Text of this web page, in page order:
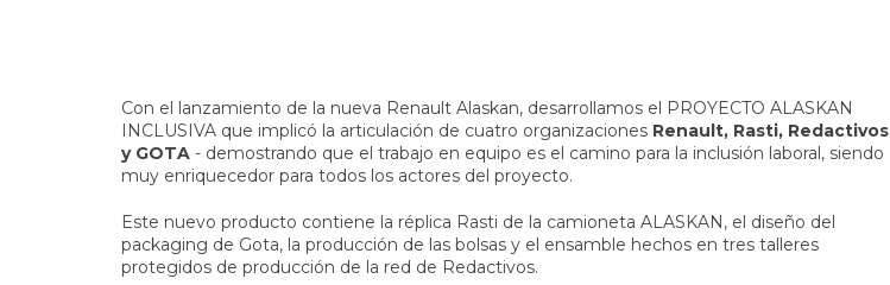
Con el lanzamiento de la nueva Renault Alaskan, desarrollamos el PROYECTO ALASKAN
INCLUSIVA que implicó la articulación de cuatro organizaciones Renault, Rasti, Redactivos
y GOTA - demostrando que el trabajo en equipo es el camino para la inclusión laboral, siendo
muy enriquecedor para todos los actores del proyecto.
Este nuevo producto contiene la réplica Rasti de la camioneta ALASKAN, el diseño del
packaging de Gota, la producción de las bolsas y el ensamble hechos en tres talleres
protegidos de producción de la red de Redactivos.